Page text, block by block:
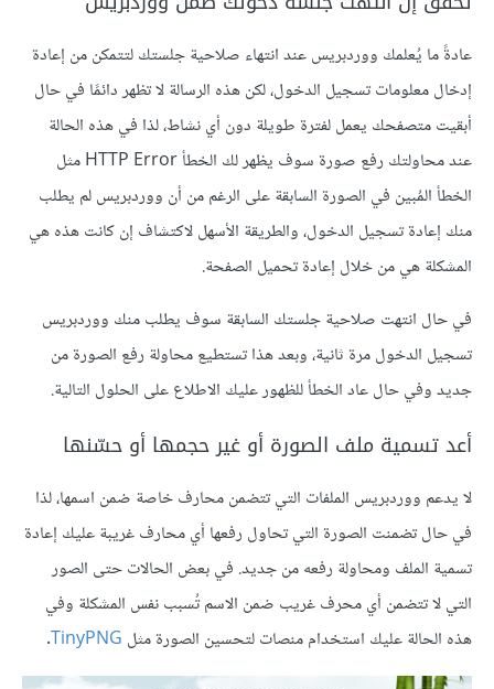
عادةً ما يُعلمك ووردبريس عند انتهاء صلاحية جلستك لتتمكن من إعادة
إدخال معلومات تسجيل الدخول، لكن هذه الرسالة لا تظهر دائمًا في حال
أبقيت متصفحك يعمل لفترة طويلة دون أي نشاط، لذا في هذه الحالة
عند محاولتك رفع صورة سوف يظهر لك الخطأ HTTP Error مثل
الخطأ المُبين في الصورة السابقة على الرغم من أن ووردبريس لم يطلب
منك إعادة تسجيل الدخول، والطريقة الأسهل لاكتشاف إن كانت هذه هي
المشكلة هي من خلال إعادة تحميل الصفحة.
في حال انتهت صلاحية جلستك السابقة سوف يطلب منك ووردبريس
تسجيل الدخول مرة ثانية، وبعد هذا تستطيع محاولة رفع الصورة من
جديد وفي حال عاد الخطأ للظهور عليك الاطلاع على الحلول التالية.
أعد تسمية ملف الصورة أو غير حجمها أو حسّنها
لا يدعم ووردبريس الملفات التي تتضمن محارف خاصة ضمن اسمها، لذا
في حال تضمنت الصورة التي تحاول رفعها أي محارف غريبة عليك إعادة
تسمية الملف ومحاولة رفعه من جديد. في بعض الحالات حتى الصور
التي لا تتضمن أي محرف غريب ضمن الاسم تُسبب نفس المشكلة وفي
هذه الحالة عليك استخدام منصات لتحسين الصورة مثل TinyPNG
.